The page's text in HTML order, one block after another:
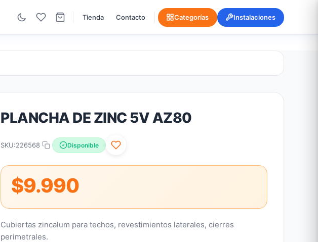
Tienda Contacto Categorías Instalaciones
PLANCHA DE ZINC 5V AZ80
SKU:226568 Disponible
$9.990
Cubiertas zincalum para techos, revestimientos laterales, cierres
perimetrales.